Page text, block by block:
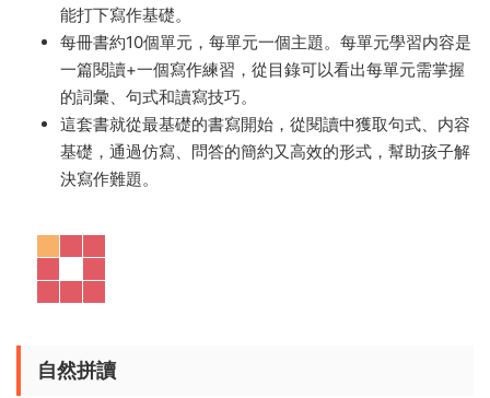
的可讀性，文中的冒險故事趣味十足，小孩子更感興趣！
在英國，這套可謂是家喻戶曉的英語母語學習材料，除了
具有更強的可讀性，文中的冒險故事趣味十足，小孩子更
感興趣。孩子按照級别進行閱讀，像爬樹一樣拾級而上，
除了學習到大量地道的生字、文法和不同國家的文化，還
能打下寫作基礎。
每冊書約10個單元，每單元一個主題。每單元學習内容是
的詞彙、句式和讀寫技巧。
這套書就從最基礎的書寫開始，從閱讀中獲取句式、内容